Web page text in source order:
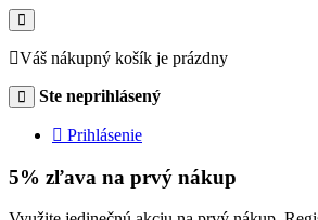
Váš nákupný košík je prázdny
Ste neprihlásený
Prihlásenie
5% zľava na prvý nákup